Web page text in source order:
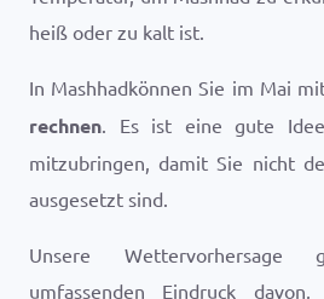
heiß oder zu kalt ist.
In Mashhadkönnen Sie im Mai
rechnen. Es ist eine gute
mitzubringen, damit Sie nicht
ausgesetzt sind.
Unsere
umfassenden Eindruck